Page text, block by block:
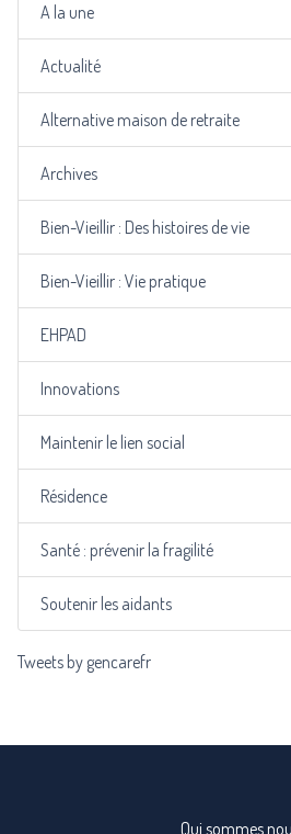
A la une
Actualité
Alternative maison de retraite
Archives
Bien-Vieillir : Des histoires de vie
Bien-Vieillir : Vie pratique
EHPAD
Innovations
Maintenir le lien social
Résidence
Santé : prévenir la fragilité
Soutenir les aidants
Tweets by gencarefr
Qui sommes